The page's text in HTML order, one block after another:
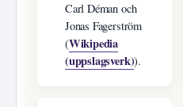
Carl Déman och
Jonas Fagerström
(Wikipedia
(uppslagsverk)).